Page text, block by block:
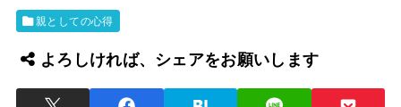
親としての心得
よろしければ、シェアをお願いします